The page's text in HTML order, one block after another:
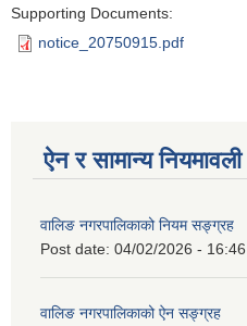
Supporting Documents:
notice_20750915.pdf
ऐन र सामान्य नियमावली
वालिङ नगरपालिकाको नियम सङ्ग्रह
Post date: 04/02/2026 - 16:46
वालिङ नगरपालिकाको ऐन सङ्ग्रह